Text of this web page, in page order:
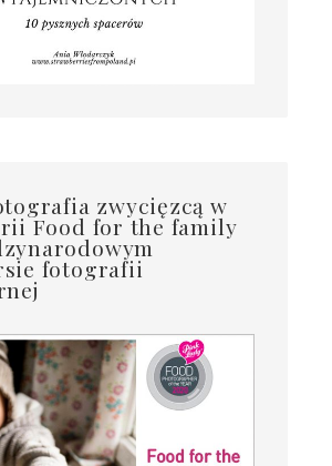
zwycięzcą w
Food for the family
fotografii